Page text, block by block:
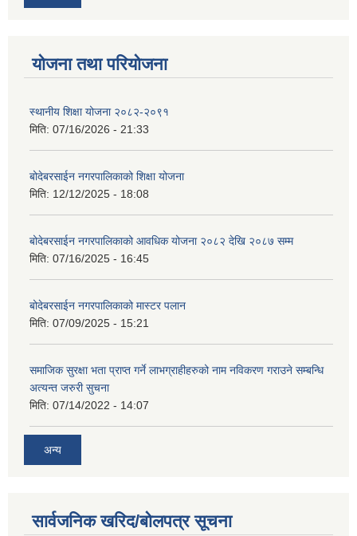
योजना तथा परियोजना
स्थानीय शिक्षा योजना २०८२-२०९१
मिति: 07/16/2026 - 21:33
बोदेबरसाईन नगरपालिकाको शिक्षा योजना
मिति: 12/12/2025 - 18:08
बोदेबरसाईन नगरपालिकाको आवधिक योजना २०८२ देखि २०८७ सम्म
मिति: 07/16/2025 - 16:45
बोदेबरसाईन नगरपालिकाको मास्टर पलान
मिति: 07/09/2025 - 15:21
समाजिक सुरक्षा भता प्राप्त गर्ने लाभग्राहीहरुको नाम नविकरण गराउने सम्बन्धि
अत्यन्त जरुरी सुचना
मिति: 07/14/2022 - 14:07
अन्य
सार्वजनिक खरिद/बोलपत्र सूचना